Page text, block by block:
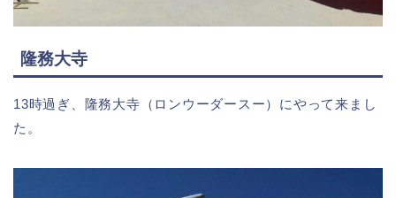
隆務大寺
13時過ぎ、隆務大寺（ロンウーダースー）にやって来まし
た。